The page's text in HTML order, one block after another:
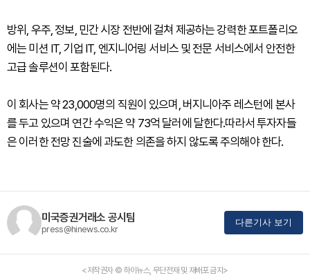
방위, 우주, 정보, 민간 시장 전반에 걸쳐 제공하는 강력한 포트폴리오
에는 미션 IT, 기업 IT, 엔지니어링 서비스 및 전문 서비스에서 안전한
고급 솔루션이 포함된다.
이 회사는 약 23,000명의 직원이 있으며, 버지니아주 레스턴에 본사
를 두고 있으며 연간 수익은 약 73억 달러에 달한다.따라서 투자자들
은 이러한 전망 진술에 과도한 의존을 하지 않도록 주의해야 한다.
미국증권거래소 공시팀
press@hinews.co.kr
다른기사 보기
<저작권자 © 하이뉴스, 무단전재 및 재배포 금지>